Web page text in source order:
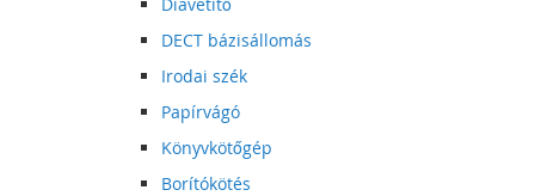
DECT bázisállomás
Irodai szék
Papírvágó
Könyvkötőgép
Borítókötés